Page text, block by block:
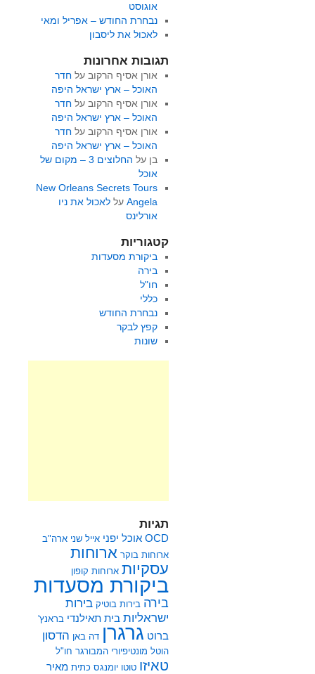
אוגוסט
נבחרת החודש – אפריל ומאי
לאכול את ליסבון
תגובות אחרונות
אורן אסיף הרקוב על חדר
האוכל – ארץ ישראל היפה
אורן אסיף הרקוב על חדר
האוכל – ארץ ישראל היפה
אורן אסיף הרקוב על חדר
האוכל – ארץ ישראל היפה
בן על
החלוצים 3 – מקום של
אוכל
New Orleans Secrets Tours
Angelaעל לאכול את ניו
אורלינס
קטגוריות
ביקורת מסעדות
בירה
חו"ל
כללי
נבחרת החודש
קפץ לבקר
שונות
תגיות
OCD אוכל יפני אייל שני ארה"ב
ארוחות בוקר ארוחות
עסקיות ארוחות קופון
ביקורת מסעדות
בירה בירות בוטיק בירות
ישראליות בית תאילנדי בראנץ'
ברוט גרגרן דה באן הדסון
הוטל מונטיפיורי המבורגר חו"ל
טאיזו טוטו יומנגס כתית מאיר